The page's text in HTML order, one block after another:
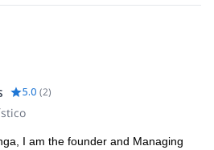
5.0 (2)
I am the founder and Managing